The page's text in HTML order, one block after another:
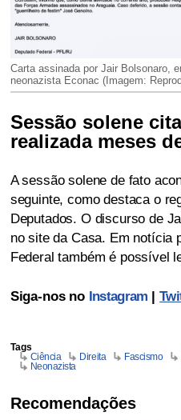
Carta assinada por Jair Bolsonaro,
neonazista Econac (Imagem:
Sessão solene
realizada meses
A sessão solene de fato
seguinte, como destaca o
Deputados. O discurso de
no site da Casa. Em notícia
Federal também é possível
Siga-nos no Instagram |
Tags
Ciência
Direita Fascismo
Neonazista
Recomendações